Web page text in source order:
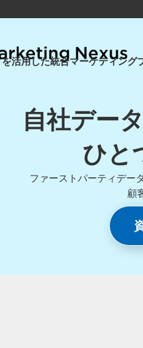
活用した統合マーケティング
自社デー
ひと
ファーストパーティデー
顧